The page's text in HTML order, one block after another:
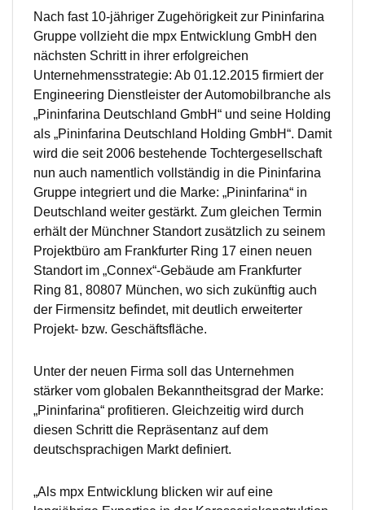
Nach fast 10-jähriger Zugehörigkeit zur Pininfarina
Gruppe vollzieht die mpx Entwicklung GmbH den
nächsten Schritt in ihrer erfolgreichen
Unternehmensstrategie: Ab 01.12.2015 firmiert der
Engineering Dienstleister der Automobilbranche als
„Pininfarina Deutschland GmbH“ und seine Holding
als „Pininfarina Deutschland Holding GmbH“. Damit
wird die seit 2006 bestehende Tochtergesellschaft
nun auch namentlich vollständig in die Pininfarina
Gruppe integriert und die Marke: „Pininfarina“ in
Deutschland weiter gestärkt. Zum gleichen Termin
erhält der Münchner Standort zusätzlich zu seinem
Projektbüro am Frankfurter Ring 17 einen neuen
Standort im „Connex“-Gebäude am Frankfurter
Ring 81, 80807 München, wo sich zukünftig auch
der Firmensitz befindet, mit deutlich erweiterter
Projekt- bzw. Geschäftsfläche.
Unter der neuen Firma soll das Unternehmen
stärker vom globalen Bekanntheitsgrad der Marke:
„Pininfarina“ profitieren. Gleichzeitig wird durch
diesen Schritt die Repräsentanz auf dem
deutschsprachigen Markt definiert.
„Als mpx Entwicklung blicken wir auf eine